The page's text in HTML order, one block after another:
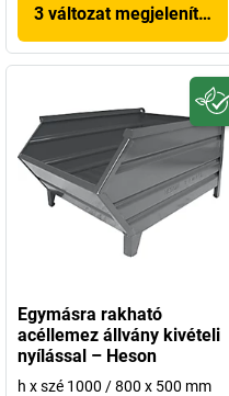
3 változat megjelenítése
Egymásra rakható
acéllemez állvány kivételi
nyílással – Heson
h x szé 1000 / 800 x 500 mm